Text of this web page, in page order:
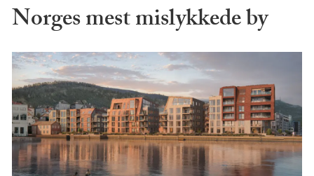
Norges mest mislykkede by